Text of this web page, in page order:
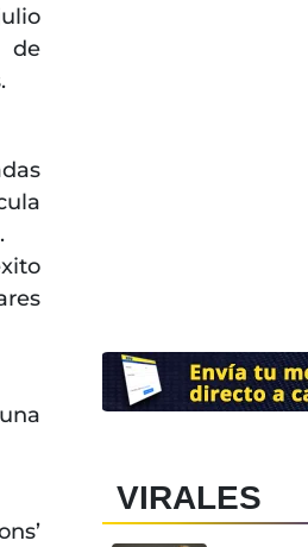
de
VIRALES